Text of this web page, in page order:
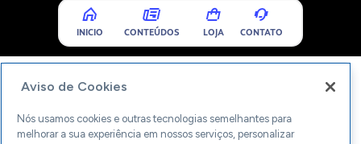
INICIO CONTEÚDOS LOJA CONTATO
Aviso de Cookies
Nós usamos cookies e outras tecnologias semelhantes para
melhorar a sua experiência em nossos serviços, personalizar